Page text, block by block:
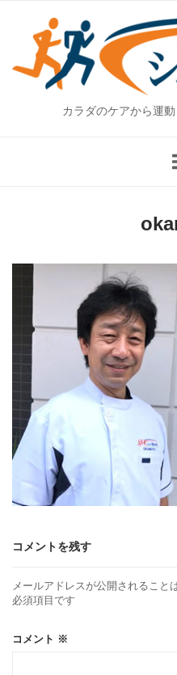
content
カラダのケアから運
コメントを残す
メールアドレスが公開されること
必須項目です
コメント ※